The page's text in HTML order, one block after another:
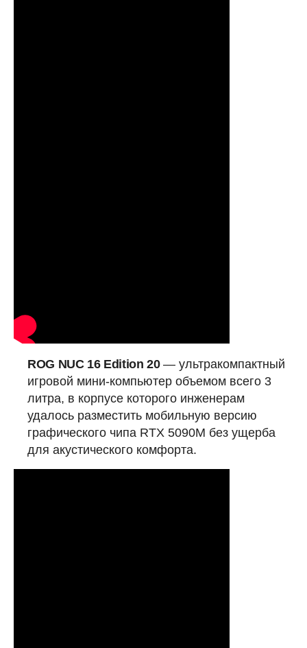
ROG NUC 16 Edition 20— ультракомпактный
игровой мини-компьютер объемом всего 3
литра, в корпусе которого инженерам
удалось разместить мобильную версию
графического чипа RTX 5090M без ущерба
для акустического комфорта.